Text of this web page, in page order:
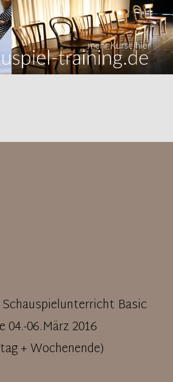
Basic
04.-06.März 2016
+ Wochenende)